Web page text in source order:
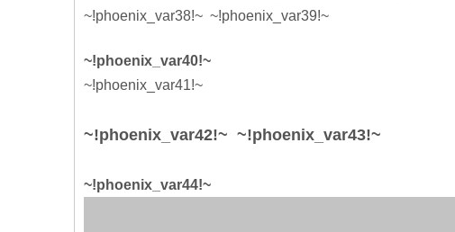
~!phoenix_var38!~ ~!phoenix_var39!~
~!phoenix_var40!~
~!phoenix_var41!~
~!phoenix_var42!~ ~!phoenix_var43!~
~!phoenix_var44!~